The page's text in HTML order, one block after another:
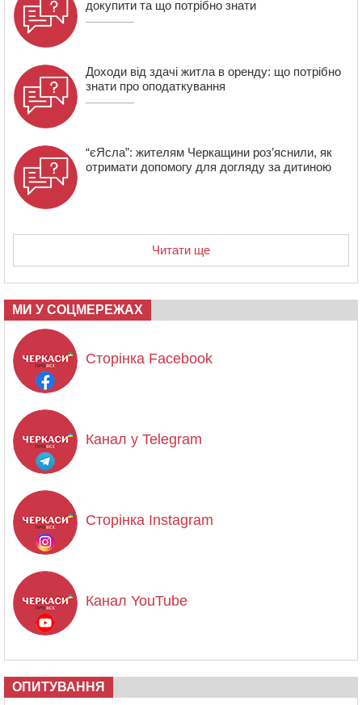
загинула жінка
11:33 У Черкасах пропонують для приватизації
п’ятиповерховий об’єкт у центрі міста
докупити та що потрібно знати
Доходи від здачі житла в оренду: що потрібно
знати про оподаткування
“єЯсла”: жителям Черкащини роз’яснили, як
отримати допомогу для догляду за дитиною
Читати ще
МИ У СОЦМЕРЕЖАХ
Сторінка Facebook
Канал у Telegram
Сторінка Instagram
Канал YouTube
ОПИТУВАННЯ